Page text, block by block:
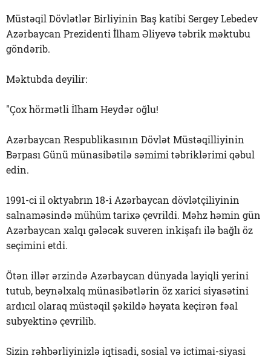
Müstəqil Dövlətlər Birliyinin Baş katibi Sergey Lebedev
Azərbaycan Prezidenti İlham Əliyevə təbrik məktubu
göndərib.
Məktubda deyilir:
"Çox hörmətli İlham Heydər oğlu!
Azərbaycan Respublikasının Dövlət Müstəqilliyinin
Bərpası Günü münasibətilə səmimi təbriklərimi qəbul
edin.
1991-ci il oktyabrın 18-i Azərbaycan dövlətçiliyinin
salnaməsində mühüm tarixə çevrildi. Məhz həmin gün
Azərbaycan xalqı gələcək suveren inkişafı ilə bağlı öz
seçimini etdi.
Ötən illər ərzində Azərbaycan dünyada layiqli yerini
tutub, beynəlxalq münasibətlərin öz xarici siyasətini
ardıcıl olaraq müstəqil şəkildə həyata keçirən fəal
subyektinə çevrilib.
Sizin rəhbərliyinizlə iqtisadi, sosial və ictimai-siyasi